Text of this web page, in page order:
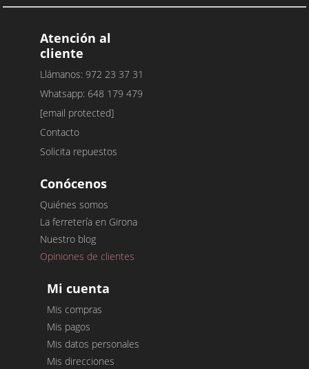
Atención al
cliente
Llámanos: 972 23 37 31
Whatsapp: 648 179 479
[email protected]
Contacto
Solicita repuestos
Conócenos
Quiénes somos
La ferretería en Girona
Nuestro blog
Opiniones de clientes
Mi cuenta
Mis compras
Mis pagos
Mis datos personales
Mis direcciones